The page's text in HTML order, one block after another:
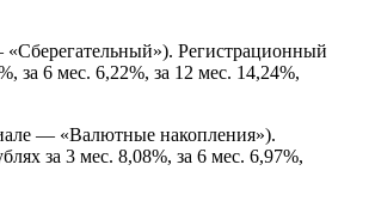
Регистрационный
за 6 мес. 6,22%, за 12 мес. 14,24%,
— «Валютные накопления»).
за 3 мес. 8,08%, за 6 мес. 6,97%,